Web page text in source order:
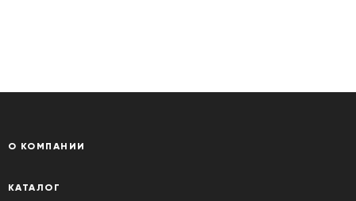
О КОМПАНИИ
КАТАЛОГ